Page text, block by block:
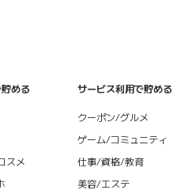
める
スメ
サービス利用で貯める
クーポン/グルメ
ゲーム/コミュニティ
仕事/資格/教育
美容/エステ